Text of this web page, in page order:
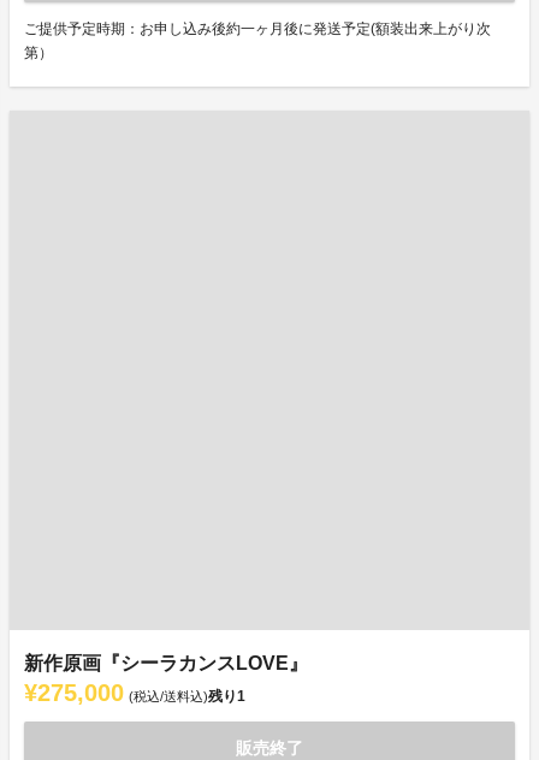
ご提供予定時期：お申し込み後約一ヶ月後に発送予定(額装出来上がり次
第）
新作原画『シーラカンスLOVE』
¥275,000 (税込/送料込)残り1
販売終了